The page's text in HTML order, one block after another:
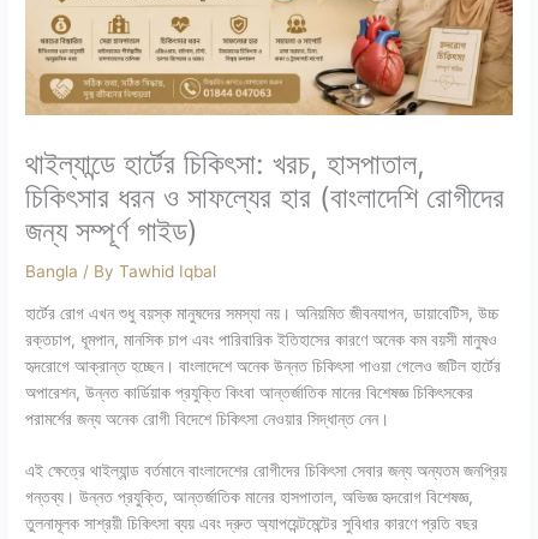
থাইল্যান্ডে হার্টের চিকিৎসা: খরচ, হাসপাতাল,
চিকিৎসার ধরন ও সাফল্যের হার (বাংলাদেশি রোগীদের
জন্য সম্পূর্ণ গাইড)
Bangla / ByTawhid Iqbal
হার্টের রোগ এখন শুধু বয়স্ক মানুষদের সমস্যা নয়। অনিয়মিত জীবনযাপন, ডায়াবেটিস, উচ্চ
রক্তচাপ, ধূমপান, মানসিক চাপ এবং পারিবারিক ইতিহাসের কারণে অনেক কম বয়সী মানুষও
হৃদরোগে আক্রান্ত হচ্ছেন। বাংলাদেশে অনেক উন্নত চিকিৎসা পাওয়া গেলেও জটিল হার্টের
অপারেশন, উন্নত কার্ডিয়াক প্রযুক্তি কিংবা আন্তর্জাতিক মানের বিশেষজ্ঞ চিকিৎসকের
পরামর্শের জন্য অনেক রোগী বিদেশে চিকিৎসা নেওয়ার সিদ্ধান্ত নেন।
এই ক্ষেত্রে থাইল্যান্ড বর্তমানে বাংলাদেশের রোগীদের চিকিৎসা সেবার জন্য অন্যতম জনপ্রিয়
গন্তব্য। উন্নত প্রযুক্তি, আন্তর্জাতিক মানের হাসপাতাল, অভিজ্ঞ হৃদরোগ বিশেষজ্ঞ,
তুলনামূলক সাশ্রয়ী চিকিৎসা ব্যয় এবং দ্রুত অ্যাপয়েন্টমেন্টের সুবিধার কারণে প্রতি বছর